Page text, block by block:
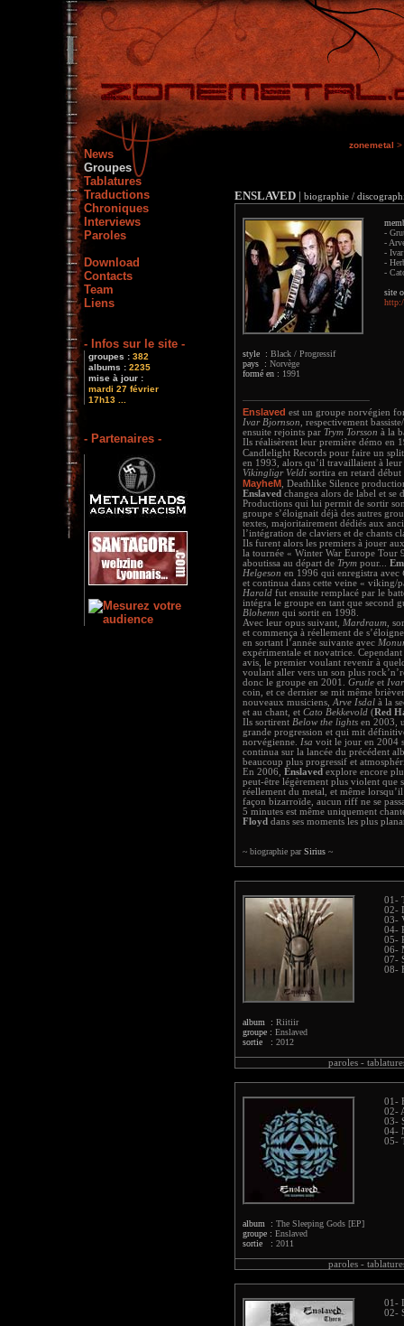
News
Groupes
Tablatures
Traductions
Chroniques
Interviews
Paroles
Download
Contacts
Team
Liens
- Infos sur le site -
groupes : 382
albums : 2235
mise à jour :
mardi 27 février
17h13 ...
- Partenaires -
zonemetal >
ENSLAVED | biographie /
style : Black / Progressif
pays : Norvège
formé en : 1991
-
-
-
-
-
site
Enslaved est un groupe norvégien
Ivar Bjornson , respectivement
ensuite rejoints par Trym Torsson à la
Ils réalisèrent leur première démo en
Candlelight Records pour faire un
en 1993, alors qu’il travaillaient à
Vikingligr Veldi sortira en retard
MayheM , Deathlike Silence
Enslaved changea alors de label et se
Productions qui lui permit de sortir
groupe s’éloignait déjà des autres
textes, majoritairement dédiés aux
l’intégration de claviers et de chants
Ils furent alors les premiers à jouer
la tournée « Winter War Europe Tour
aboutissa au départ de Trym pour...
Helgeson en 1996 qui enregistra avec
et continua dans cette veine « viking/
Harald fut ensuite remplacé par le
intégra le groupe en tant que second
Blohemn qui sortit en 1998.
Avec leur opus suivant, Mardraum ,
et commença à réellement de
en sortant l’année suivante avec
expérimentale et novatrice. Cependant
avis, le premier voulant revenir à
voulant aller vers un son plus
donc le groupe en 2001. Grutle et Ivar
coin, et ce dernier se mit même
nouveaux musiciens, Arve Isdal à la
et au chant, et Cato Bekkevold (Red
Ils sortirent Below the lights en 2003,
grande progression et qui mit
norvégienne. Isa voit le jour en 2004
continua sur la lancée du précédent
beaucoup plus progressif et
En 2006, Enslaved explore encore
peut-être légèrement plus violent que
réellement du metal, et même
façon bizarroïde, aucun riff ne se
5 minutes est même uniquement
Floyd dans ses moments les plus
~ biographie parSirius ~
album : Riitiir
groupe : Enslaved
sortie : 2012
01-
02-
03-
04-
05-
06-
07-
08-
paroles -
album : The Sleeping Gods [EP]
groupe : Enslaved
sortie : 2011
01-
02-
03-
04-
05-
paroles -
01-
02-